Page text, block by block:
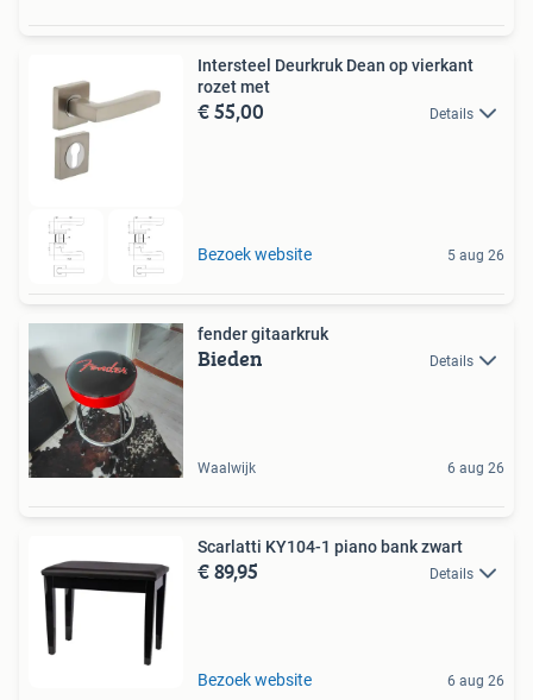
Intersteel Deurkruk Dean op vierkant
rozet met
€ 55,00 Details
Bezoek website 5 aug 26
fender gitaarkruk
Bieden Details
Waalwijk 6 aug 26
Scarlatti KY104-1 piano bank zwart
€ 89,95 Details
Bezoek website 6 aug 26